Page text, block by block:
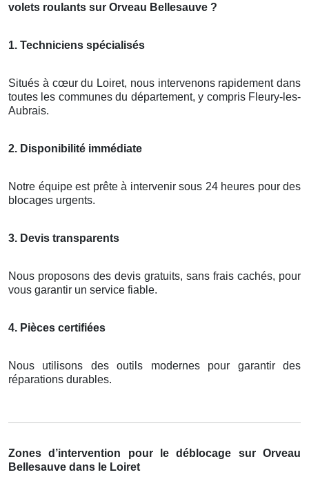
volets roulants sur Orveau Bellesauve ?
1. Techniciens spécialisés
Situés à cœur du Loiret, nous intervenons rapidement dans
toutes les communes du département, y compris Fleury-les-
Aubrais.
2. Disponibilité immédiate
Notre équipe est prête à intervenir sous 24 heures pour des
blocages urgents.
3. Devis transparents
Nous proposons des devis gratuits, sans frais cachés, pour
vous garantir un service fiable.
4. Pièces certifiées
Nous utilisons des outils modernes pour garantir des
réparations durables.
Zones d’intervention pour le déblocage sur Orveau
Bellesauve dans le Loiret